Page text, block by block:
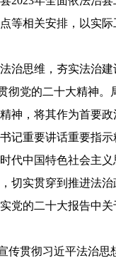
等相关安排，以实
思维，夯实法治建
党的二十大精神。
神，将其作为首要
记重要讲话重要指
代中国特色社会主
切实贯穿到推进法
党的二十大报告中关
贯彻习近平法治思